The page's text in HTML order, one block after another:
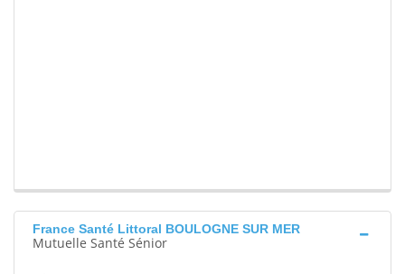
France Santé Littoral BOULOGNE SUR MER
Mutuelle Santé Sénior